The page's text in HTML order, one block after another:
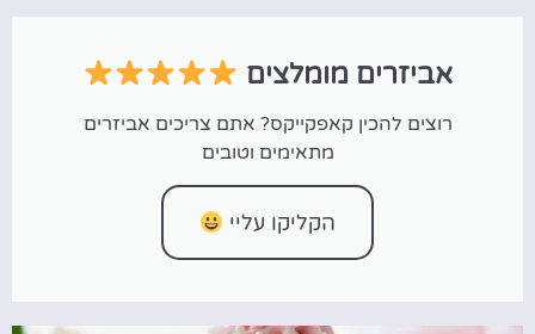
אביזרים מומלצים
רוצים להכין קאפקייקס? אתם צריכים אביזרים
מתאימים וטובים
הקליקו עליי